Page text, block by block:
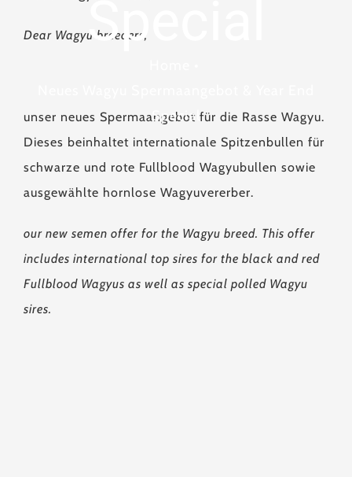
Special
Special
Dear Wagyu breeders,
unser neues Spermaangebot für die Rasse Wagyu.
Dieses beinhaltet internationale Spitzenbullen für
schwarze und rote Fullblood Wagyubullen sowie
ausgewählte hornlose Wagyuvererber.
our new semen offer for the Wagyu breed. This offer
includes international top sires for the black and red
Fullblood Wagyus as well as special polled Wagyu
sires.